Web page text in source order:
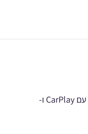
ZETA Dynamo 4 – מולטימדיה חכמה עם CarPlay ו-